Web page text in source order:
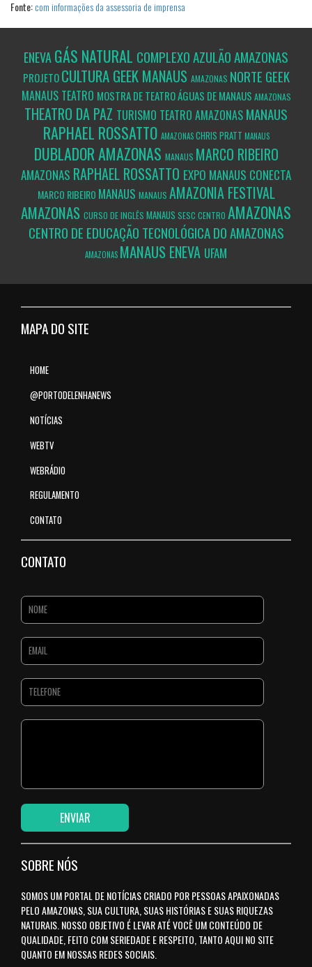
Fonte:com informações da assessoria de imprensa
ENEVAGÁS NATURAL COMPLEXO AZULÃOAMAZONAS
PROJETOCULTURA GEEK MANAUS AMAZONAS NORTE GEEK
MANAUS TEATRO MOSTRA DE TEATRO ÁGUAS DE MANAUS AMAZONAS
THEATRO DA PAZ TURISMO TEATRO AMAZONAS MANAUS
RAPHAEL ROSSATTO AMAZONASCHRIS PRATT MANAUS
DUBLADORAMAZONAS MANAUS MARCO RIBEIRO
AMAZONAS RAPHAEL ROSSATTO EXPO MANAUS CONECTA
MARCO RIBEIRO MANAUS MANAUS AMAZONIA FESTIVAL
AMAZONAS CURSO DE INGLÊS MANAUS SESC CENTRO AMAZONAS
CENTRO DE EDUCAÇÃO TECNOLÓGICA DO AMAZONAS
AMAZONAS MANAUS ENEVA UFAM
MAPA DO SITE
HOME
@PORTODELENHANEWS
NOTÍCIAS
WEBTV
WEBRÁDIO
REGULAMENTO
CONTATO
CONTATO
SOBRE NÓS
SOMOS UM PORTAL DE NOTÍCIAS CRIADO POR PESSOAS APAIXONADAS
PELO AMAZONAS, SUA CULTURA, SUAS HISTÓRIAS E SUAS RIQUEZAS
NATURAIS. NOSSO OBJETIVO É LEVAR ATÉ VOCÊ UM CONTEÚDO DE
QUALIDADE, FEITO COM SERIEDADE E RESPEITO, TANTO AQUI NO SITE
QUANTO EM NOSSAS REDES SOCIAIS.